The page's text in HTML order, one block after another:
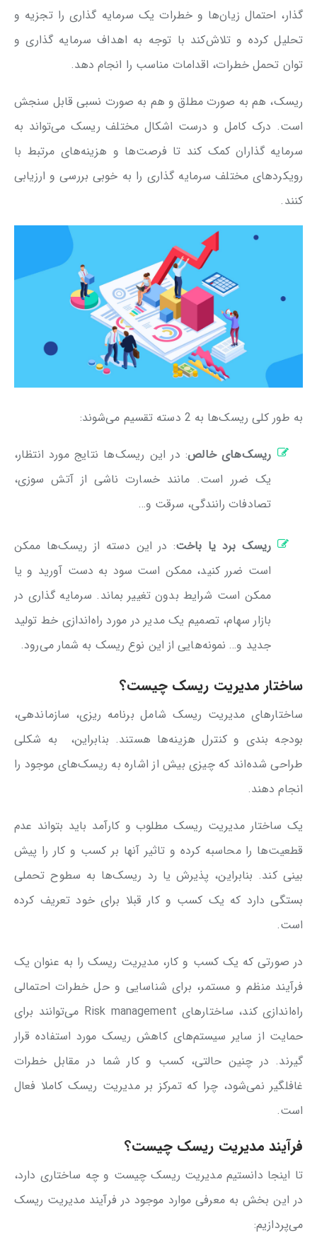
گذار، احتمال زیان‌ها و خطرات یک سرمایه گذاری را تجزیه و
تحلیل کرده و تلاش‌کند با توجه به اهداف سرمایه گذاری و
توان تحمل خطرات، اقدامات مناسب را انجام دهد.
ریسک، هم به صورت مطلق و هم به صورت نسبی قابل سنجش
است. درک کامل و درست اشکال مختلف ریسک می‌تواند به
سرمایه گذاران کمک کند تا فرصت‌ها و هزینه‌های مرتبط با
رویکردهای مختلف سرمایه گذاری را به خوبی بررسی و ارزیابی
کنند.
به طور کلی ریسک‌ها به 2 دسته تقسیم می‌شوند:
ریسک‌های خالص: در این ریسک‌ها نتایج مورد انتظار،
یک ضرر است. مانند خسارت ناشی از آتش سوزی،
تصادفات رانندگی، سرقت و…
ریسک برد یا باخت: در این دسته از ریسک‌ها ممکن
است ضرر کنید، ممکن است سود به دست آورید و یا
ممکن است شرایط بدون تغییر بماند. سرمایه گذاری در
بازار سهام، تصمیم یک مدیر در مورد راه‌اندازی خط تولید
جدید و… نمونه‌هایی از این نوع ریسک به شمار می‌رود.
ساختار مدیریت ریسک چیست؟
ساختارهای مدیریت ریسک شامل برنامه ریزی، سازماندهی،
بودجه بندی و کنترل هزینه‌ها هستند. بنابراین، به شکلی
طراحی شده‌اند که چیزی بیش از اشاره به ریسک‌های موجود را
انجام دهند.
یک ساختار مدیریت ریسک مطلوب و کارآمد باید بتواند عدم
قطعیت‌ها را محاسبه کرده و تاثیر آنها بر کسب و کار را پیش
بینی کند. بنابراین، پذیرش یا رد ریسک‌ها به سطوح تحملی
بستگی دارد که یک کسب و کار قبلا برای خود تعریف کرده
است.
در صورتی که یک کسب و کار، مدیریت ریسک را به عنوان یک
فرآیند منظم و مستمر، برای شناسایی و حل خطرات احتمالی
راه‌اندازی کند، ساختارهای Risk management می‌توانند برای
حمایت از سایر سیستم‌های کاهش ریسک مورد استفاده قرار
گیرند. در چنین حالتی، کسب و کار شما در مقابل خطرات
غافلگیر نمی‌شود، چرا که تمرکز بر مدیریت ریسک کاملا فعال
است.
فرآیند مدیریت ریسک چیست؟
تا اینجا دانستیم مدیریت ریسک چیست و چه ساختاری دارد،
در این بخش به معرفی موارد موجود در فرآیند مدیریت ریسک
می‌پردازیم: